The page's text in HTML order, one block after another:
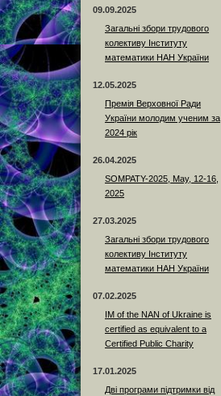
09.09.2025
Загальні збори трудового
колективу Інституту
математики НАН України
12.05.2025
Премія Верховної Ради
України молодим ученим за
2024 рік
26.04.2025
SOMPATY-2025, May, 12-16,
2025
27.03.2025
Загальні збори трудового
колективу Інституту
математики НАН України
07.02.2025
IM of the NAN of Ukraine is
certified as equivalent to a
Certified Public Charity
17.01.2025
Дві програми підтримки від